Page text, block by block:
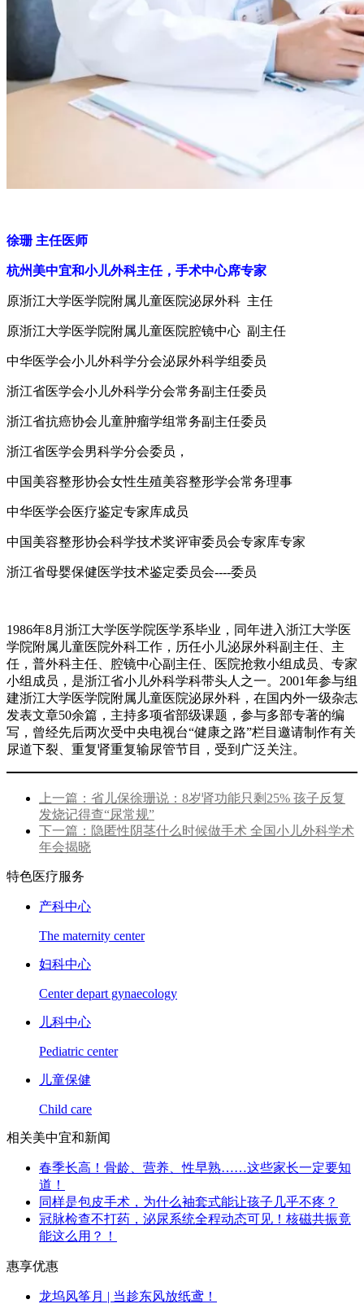
徐珊 主任医师
杭州美中宜和小儿外科主任，手术中心席专家
原浙江大学医学院附属儿童医院泌尿外科 主任
原浙江大学医学院附属儿童医院腔镜中心 副主任
中华医学会小儿外科学分会泌尿外科学组委员
浙江省医学会小儿外科学分会常务副主任委员
浙江省抗癌协会儿童肿瘤学组常务副主任委员
浙江省医学会男科学分会委员，
中国美容整形协会女性生殖美容整形学会常务理事
中华医学会医疗鉴定专家库成员
中国美容整形协会科学技术奖评审委员会专家库专家
浙江省母婴保健医学技术鉴定委员会----委员
1986年8月浙江大学医学院医学系毕业，同年进入浙江大学医
学院附属儿童医院外科工作，历任小儿泌尿外科副主任、主
任，普外科主任、腔镜中心副主任、医院抢救小组成员、专家
小组成员，是浙江省小儿外科学科带头人之一。2001年参与组
建浙江大学医学院附属儿童医院泌尿外科，在国内外一级杂志
发表文章50余篇，主持多项省部级课题，参与多部专著的编
写，曾经先后两次受中央电视台“健康之路”栏目邀请制作有关
尿道下裂、重复肾重复输尿管节目，受到广泛关注。
上一篇：省儿保徐珊说：8岁肾功能只剩25% 孩子反复
发烧记得查“尿常规”
下一篇：隐匿性阴茎什么时候做手术 全国小儿外科学术
年会揭晓
特色医疗服务
产科中心
The maternity center
妇科中心
Center depart gynaecology
儿科中心
Pediatric center
儿童保健
Child care
相关美中宜和新闻
春季长高！骨龄、营养、性早熟……这些家长一定要知
道！
同样是包皮手术，为什么袖套式能让孩子几乎不疼？
冠脉检查不打药，泌尿系统全程动态可见！核磁共振竟
能这么用？！
惠享优惠
龙坞风筝月 | 当趁东风放纸鸢！